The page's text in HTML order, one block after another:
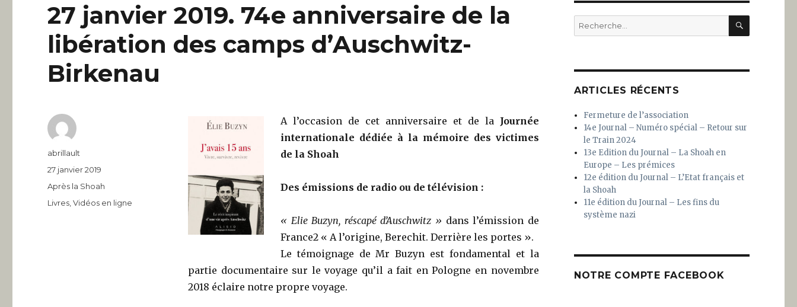
27 janvier 2019. 74e anniversaire de la
libération des camps d’Auschwitz-
Birkenau
A l’occasion de cet anniversaire et de la Journée
internationale dédiée à la mémoire des victimes
de la Shoah
Des émissions de radio ou de télévision :
« Elie Buzyn, réscapé d’Auschwitz » dans l’émission de
France2 « A l’origine, Berechit. Derrière les portes ».
Le témoignage de Mr Buzyn est fondamental et la
partie documentaire sur le voyage qu’il a fait en Pologne en novembre
2018 éclaire notre propre voyage.
Auteur
abrillault
Publié
27 janvier 2019
Catégories
Après la Shoah
Étiquettes
Livres ,Vidéos en ligne
Recherche
pour
ARTICLES RÉCENTS
Fermeture de l’association
14e Journal – Numéro spécial – Retour sur
le Train 2024
13e Edition du Journal – La Shoah en
Europe – Les prémices
12e édition du Journal – L’Etat français et
la Shoah
11e édition du Journal – Les fins du
système nazi
NOTRE COMPTE FACEBOOK